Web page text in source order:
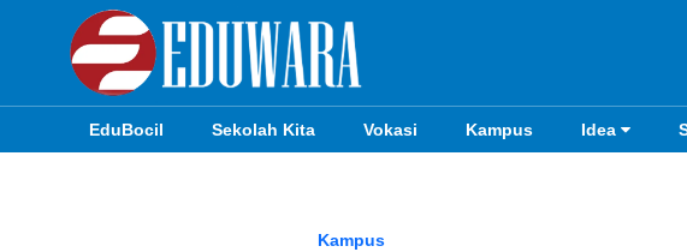
EduBocil Sekolah Kita Vokasi Kampus Idea
Kampus